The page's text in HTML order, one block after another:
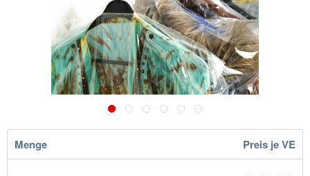
Menge Preis je VE